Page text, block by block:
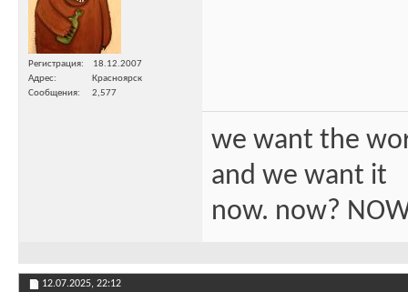
Регистрация
18.12.2007
Адрес
Красноярск
Сообщения
2,577
we want the
and we want it
now. now?
12.07.2025, 22:12